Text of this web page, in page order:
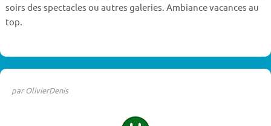
soirs des spectacles ou autres galeries. Ambiance vacances au
top.
par OlivierDenis